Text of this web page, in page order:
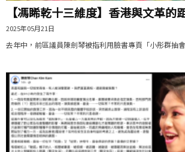
【馮睎乾十三維度】香港與文革的
2025年05月21日
去年中，前區議員陳劍琴被指利用臉書專頁「小彤群抽